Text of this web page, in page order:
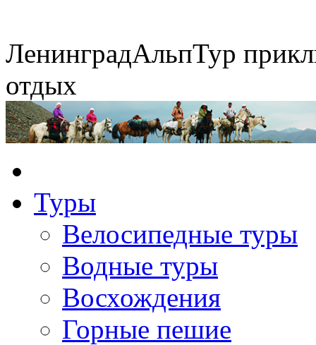
ЛенинградАльпТур
отдых
Туры
Велосипедные туры
Водные туры
Восхождения
Горные пешие